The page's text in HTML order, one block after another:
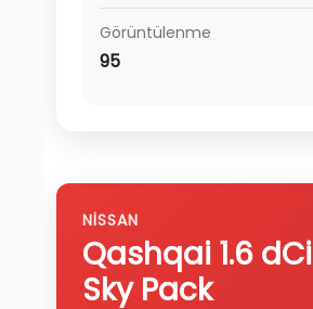
Görüntülenme
95
NISSAN
Qashqai 1.6 dCi
Sky Pack